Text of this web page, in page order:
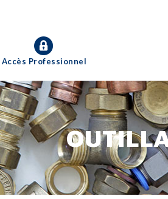
Accès Professionnel